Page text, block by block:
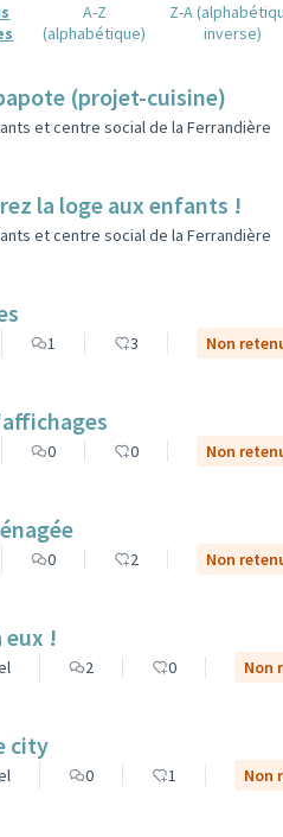
A-Z
(alphabétique)
Z-A
inverse)
(projet-cuisine)
et centre social de la Ferrandière
la loge aux enfants !
et centre social de la Ferrandière
1 3 Non
0 0 Non
0 2 Non
eux !
2 0 Non
city
0 1 Non